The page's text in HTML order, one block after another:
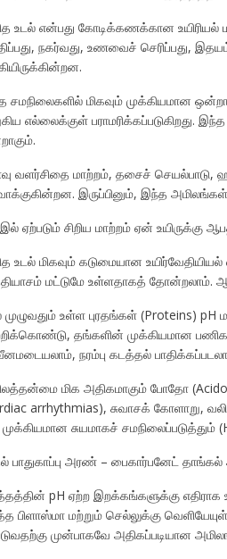
உடல் என்பது கோடிக்கணக்கான உயிரியல்
நகர்வது, உணவைச் செரிப்பது,
சமநிலைகளில் மிகவும் முக்கியமான
எல்லைக்குள் பராமரிக்கப்படுகிறது.
வளர்சிதை மாற்றம், தசைச் செயல்பாடு,
இருப்பினும், இந்த
ஏற்படும் சிறிய மாற்றம் ஏன் உயிருக்கு
உடல் மிகவும் கடுமையான
மட்டுமே உள்ளதாகத் தோன்றலாம்.
முழுவதும் உள்ள புரதங்கள் (Proteins)
தங்களின் முக்கியமான
நரம்பு கடத்தல்
மிக அதிகமாகும் போதோ
arrhythmias), சுவாசக் கோளாறு,
முக்கியமான சுயமாகச்
பாதுகாப்பு அரண் – பைகார்பனேட்
pH ஏற்ற இறக்கங்களுக்கு
பிளாஸ்மா மற்றும் செல்லுக்கு
முன்பாகவே அதிகப்படியான